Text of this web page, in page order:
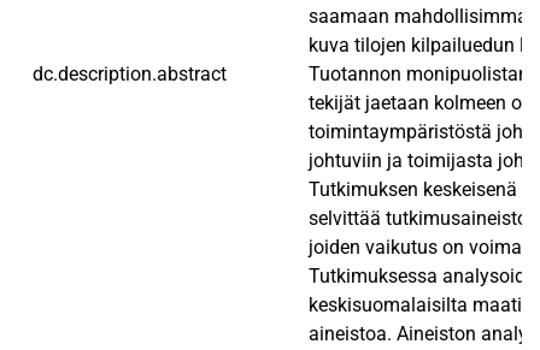
dc.description.abstract
saamaan
kuva tilojen kilpailuedun
Tuotannon
tekijät jaetaan kolmeen
toimintaympäristöstä
johtuviin ja toimijasta
Tutkimuksen keskeisenä
selvittää
joiden vaikutus on
Tutkimuksessa
keskisuomalaisilta
aineistoa. Aineiston